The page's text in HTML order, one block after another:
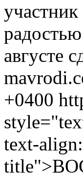
августе
+0400